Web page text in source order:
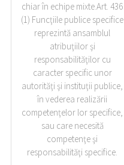
chiar în echipe mixte.Art. 436
(1) Funcţiile publice specifice
reprezintă ansamblul
atribuţiilor şi
responsabilităţilor cu
caracter specific unor
autorităţi şi instituţii publice,
în vederea realizării
competenţelor lor specifice,
sau care necesită
competenţe şi
responsabilităţi specifice.